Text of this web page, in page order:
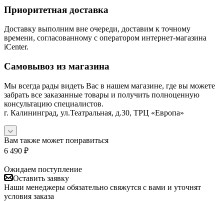
Приоритетная доставка
Доставку выполним вне очереди, доставим к точному
времени, согласованному с оператором интернет-магазина
iCenter.
Самовывоз из магазина
Мы всегда рады видеть Вас в нашем магазине, где вы можете
забрать все заказанные товары и получить полноценную
консультацию специалистов.
г. Калининград, ул.Театральная, д.30, ТРЦ «Европа»
Вам также может понравиться
6 490 ₽
Ожидаем поступление
Оставить заявку
Наши менеджеры обязательно свяжутся с вами и уточнят
условия заказа